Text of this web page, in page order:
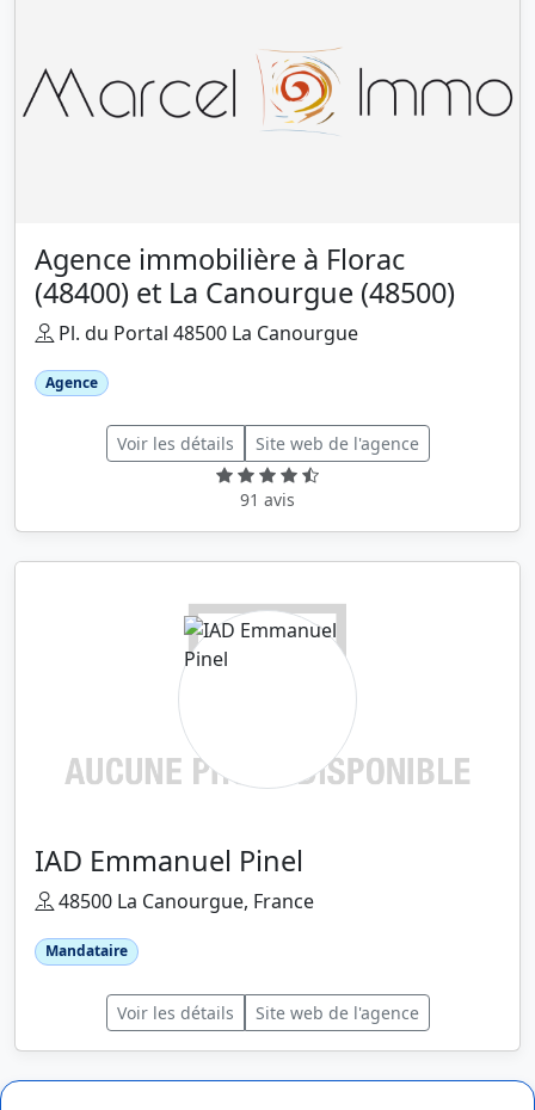
Agence immobilière à Florac
(48400) et La Canourgue (48500)
Pl. du Portal 48500 La Canourgue
Agence
Voir les détails Site web de l'agence
91 avis
IAD Emmanuel Pinel
48500 La Canourgue, France
Mandataire
Voir les détails Site web de l'agence